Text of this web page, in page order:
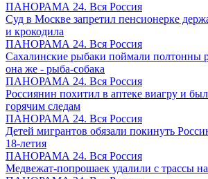
ПАНОРАМА 24. Вся Россия
Суд в Москве запретил пенсионерке
и крокодила
ПАНОРАМА 24. Вся Россия
Сахалинские рыбаки поймали полтонны
она же - рыба-собака
ПАНОРАМА 24. Вся Россия
Россиянин похитил в аптеке виагру и
горячим следам
ПАНОРАМА 24. Вся Россия
Детей мигрантов обязали покинуть
18-летия
ПАНОРАМА 24. Вся Россия
Медвежат-попрошаек удалили с трассы